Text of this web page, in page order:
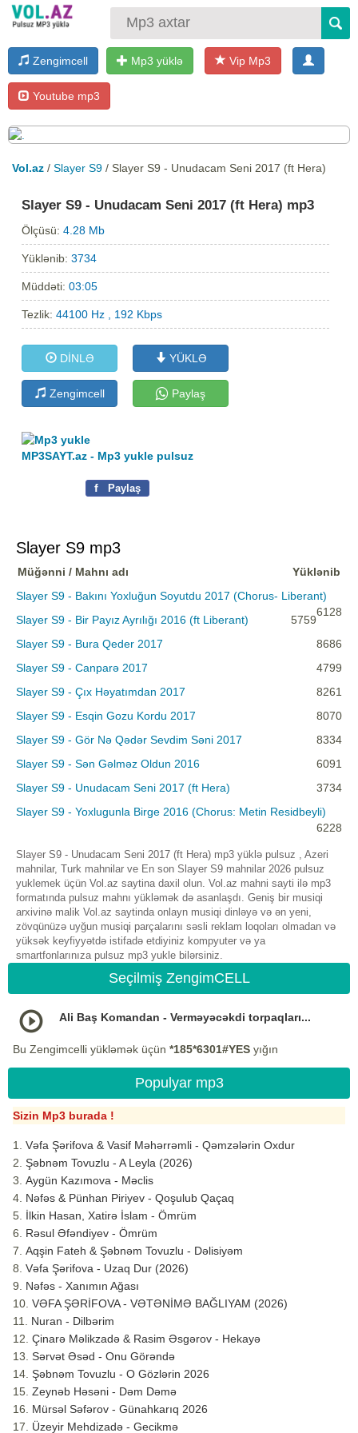
Zengimcell Mp3 yüklə Vip Mp3
Youtube mp3
Vol.az / Slayer S9 / Slayer S9 - Unudacam Seni 2017 (ft Hera)
Slayer S9 - Unudacam Seni 2017 (ft Hera) mp3
Ölçüsü:4.28 Mb
Yüklənib:3734
Müddəti:03:05
Tezlik:44100 Hz , 192 Kbps
DİNLƏ YÜKLƏ
Zengimcell Paylaş
MP3SAYT.az - Mp3 yukle pulsuz
f Paylaş
Slayer S9 mp3
Müğənni / Mahnı adı
Yüklənib
Slayer S9 - Bakını Yoxluğun Soyutdu 2017 (Chorus- Liberant)
6128
Slayer S9 - Bir Payız Ayrılığı 2016 (ft Liberant)
5759
Slayer S9 - Bura Qeder 2017
8686
Slayer S9 - Canparə 2017
4799
Slayer S9 - Çıx Həyatımdan 2017
8261
Slayer S9 - Esqin Gozu Kordu 2017
8070
Slayer S9 - Gör Nə Qədər Sevdim Səni 2017
8334
Slayer S9 - Sən Gəlməz Oldun 2016
6091
Slayer S9 - Unudacam Seni 2017 (ft Hera)
3734
Slayer S9 - Yoxlugunla Birge 2016 (Chorus: Metin Residbeyli)
6228
Slayer S9 - Unudacam Seni 2017 (ft Hera) mp3 yüklə pulsuz , Azeri
mahnilar, Turk mahnilar ve En son Slayer S9 mahnilar 2026 pulsuz
yuklemek üçün Vol.az saytina daxil olun. Vol.az mahni sayti ilə mp3
formatında pulsuz mahnı yükləmək də asanlaşdı. Geniş bir musiqi
arxivinə malik Vol.az saytinda onlayn musiqi dinləyə və ən yeni,
zövqünüzə uyğun musiqi parçalarını səsli reklam loqoları olmadan və
yüksək keyfiyyətdə istifadə etdiyiniz kompyuter və ya
smartfonlarınıza pulsuz mp3 yukle bilərsiniz.
Seçilmiş ZengimCELL
Ali Baş Komandan - Verməyəcəkdi torpaqları...
Bu Zengimcelli yükləmək üçün *185*6301#YES yığın
Populyar mp3
Sizin Mp3 burada !
Vəfa Şərifova & Vasif Məhərrəmli - Qəmzələrin Oxdur
Şəbnəm Tovuzlu - A Leyla (2026)
Aygün Kazımova - Məclis
Nəfəs & Pünhan Piriyev - Qoşulub Qaçaq
İlkin Hasan, Xatirə İslam - Ömrüm
Rəsul Əfəndiyev - Ömrüm
Aqşin Fateh & Şəbnəm Tovuzlu - Dəlisiyəm
Vəfa Şərifova - Uzaq Dur (2026)
Nəfəs - Xanımın Ağası
VƏFA ŞƏRİFOVA - VƏTƏNİMƏ BAĞLIYAM (2026)
Nuran - Dilbərim
Çinarə Məlikzadə & Rasim Əsgərov - Hekayə
Sərvət Əsəd - Onu Görəndə
Şəbnəm Tovuzlu - O Gözlərin 2026
Zeynəb Həsəni - Dəm Dəmə
Mürsəl Səfərov - Günahkarıq 2026
Üzeyir Mehdizadə - Gecikmə